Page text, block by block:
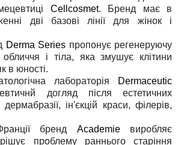
Cellcosmet. Бренд має в
дві базові лінії для жінок і
Derma Series пропонує регенеруючу
і тіла, яка змушує клітини
в юності.
лабораторія
Dermaceutic
догляд після естетичних
дермабразії, ін'єкцій краси, філерів,
бренд Academieвиробляє
проблему раннього старіння